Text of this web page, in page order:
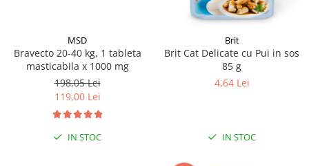
MSD
Bravecto 20-40 kg, 1 tableta
masticabila x 1000 mg
198,05 Lei
119,00 Lei
IN STOC
Brit
Brit Cat Delicate cu Pui in sos
85 g
4,64 Lei
IN STOC